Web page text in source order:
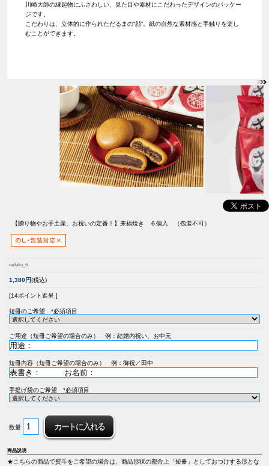
川崎大師の縁起物にふさわしい、見た目や素材にこだわったデザインのパッケー
ジです。
こだわりは、立体的に作られただるまの“顔”。紙の自然な素材感と手触りを楽し
むことができます。
【贈り物やお手土産、お祝いの定番！】 来福焼き ６個入 （包装不可）
raifuku_6
1,380円(税込)
[14ポイント進呈 ]
短冊のご希望 *必須項目
ご用途（短冊ご希望の場合のみ） 例：結婚内祝い、お中元
短冊内容（短冊ご希望の場合のみ） 例：御祝／田中
手提げ袋のご希望 *必須項目
数量
商品説明
★こちらの商品で熨斗をご希望の場合は、商品形状の都合上「短冊」としておつけする形とな